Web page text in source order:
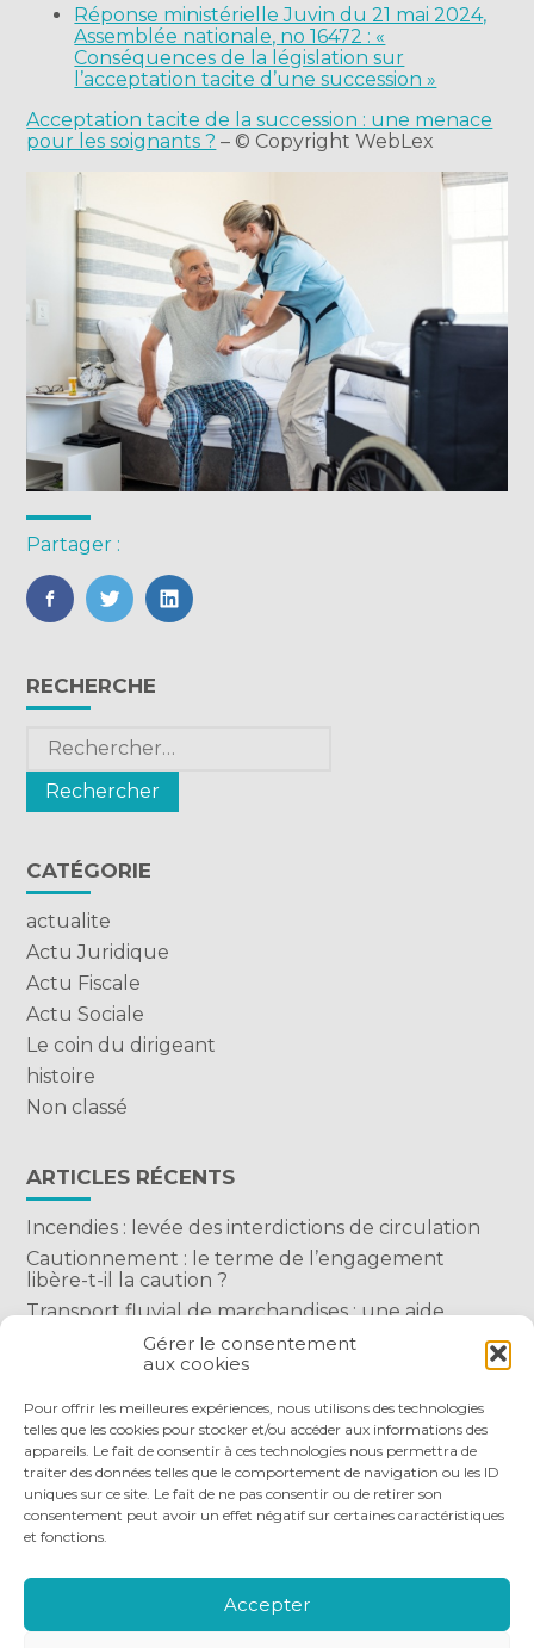
Gérer le consentement
aux cookies
Pour offrir les meilleures expériences, nous utilisons des technologies
telles que les cookies pour stocker et/ou accéder aux informations des
appareils. Le fait de consentir à ces technologies nous permettra de
traiter des données telles que le comportement de navigation ou les ID
uniques sur ce site. Le fait de ne pas consentir ou de retirer son
consentement peut avoir un effet négatif sur certaines caractéristiques
et fonctions.
Accepter
Réponse ministérielle Juvin du 21 mai 2024,
Assemblée nationale, no 16472 : «
Conséquences de la législation sur
l’acceptation tacite d’une succession »
Acceptation tacite de la succession : une menace
pour les soignants ? – © Copyright WebLex
Partager :
FaceBook
TwitterLinkedIn
Blog
sidebar
RECHERCHE
Rechercher :
CATÉGORIE
actualite
Actu Juridique
Actu Fiscale
Actu Sociale
Le coin du dirigeant
histoire
Non classé
ARTICLES RÉCENTS
Incendies : levée des interdictions de circulation
Cautionnement : le terme de l’engagement
libère-t-il la caution ?
Transport fluvial de marchandises : une aide
financière bienvenue
Succession : les donations du parent renonçant
Principale
NOS OUTILS DIGITAUX
NOUS REJOINDRE
NOUS CONTACTER